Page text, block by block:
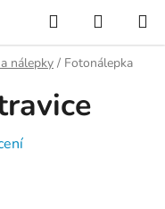
Hledat
KOŠÍK
nálepky / Fotonálepka